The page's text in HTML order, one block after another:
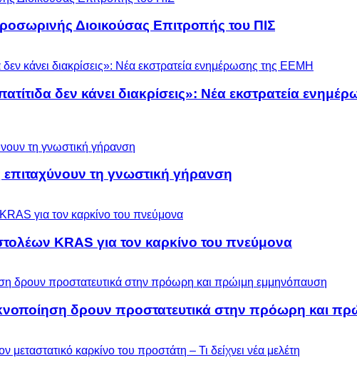
Διοικούσας Επιτροπής του ΠΙΣ
δεν κάνει διακρίσεις»: Νέα εκστρατεία
επιταχύνουν τη γνωστική γήρανση
KRAS για τον καρκίνο του πνεύμονα
δρουν προστατευτικά στην πρόωρη και